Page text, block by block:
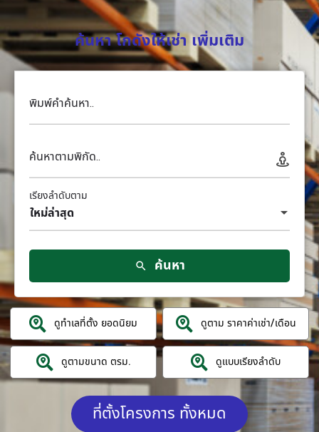
ค้นหา โกดังให้เช่า เพิ่มเติม
พิมพ์คำค้นหา..
ค้นหาตามพิกัด..
ใหม่ล่าสุด
เรียงลำดับตาม
ค้นหา
ดูทำเลที่ตั้ง ยอดนิยม ดูตาม ราคาค่าเช่า/เดือน
ดูตามขนาด ตรม. ดูแบบเรียงลำดับ
ที่ตั้งโครงการ ทั้งหมด